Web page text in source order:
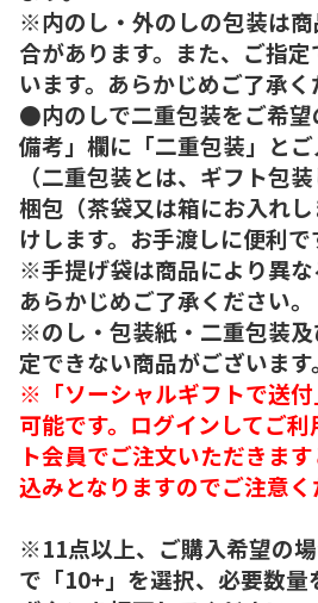
※内のし・外のしの包装は
合があります。また、ご指
います。あらかじめご了承く
●内のしで二重包装をご希
備考」欄に「二重包装」とご
（二重包装とは、ギフト包
梱包（茶袋又は箱にお入れ
けします。お手渡しに便利で
※手提げ袋は商品により異な
あらかじめご了承ください。
※のし・包装紙・二重包装
定できない商品がございます。
※「ソーシャルギフトで送
可能です。ログインしてご
ト会員でご注文いただきま
込みとなりますのでご注意く
※11点以上、ご購入希望の
で「10+」を選択、必要数量